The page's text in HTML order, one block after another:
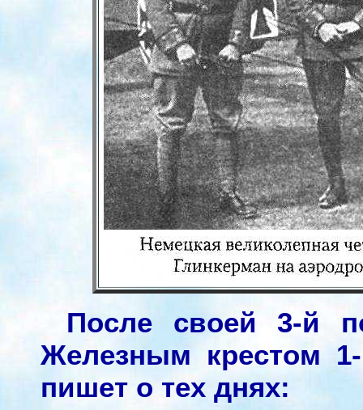
После своей 3-й
Железным крестом
пишет о тех днях: